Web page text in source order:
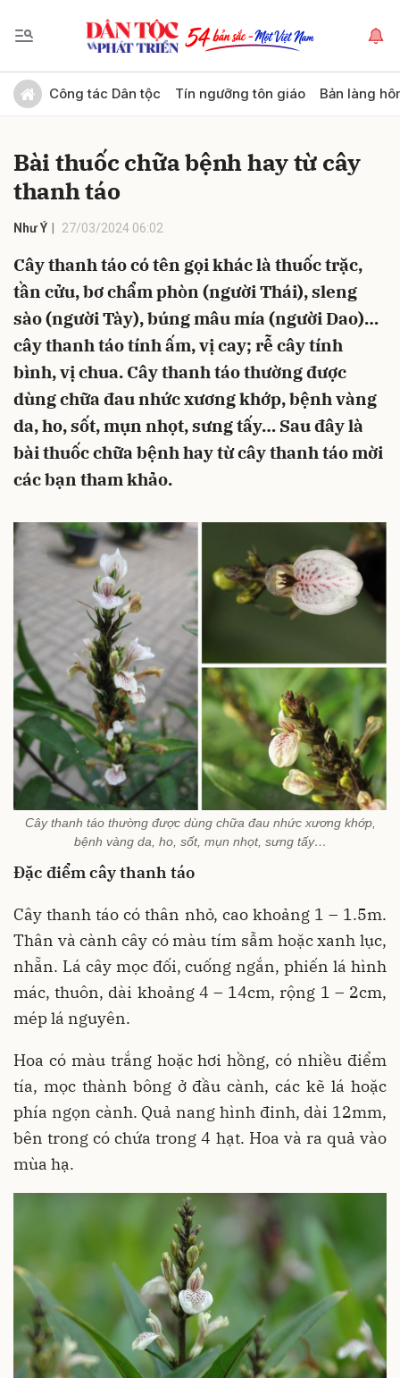
Công tác Dân tộc Tín ngưỡng tôn giáo Bản làng
Bài thuốc chữa bệnh hay từ cây
thanh táo
Như Ý 27/03/2024 06:02
Cây thanh táo có tên gọi khác là thuốc trặc,
tần cửu, bơ chẩm phòn (người Thái), sleng
sào (người Tày), búng mâu mía (người Dao)…
cây thanh táo tính ấm, vị cay; rễ cây tính
bình, vị chua. Cây thanh táo thường được
dùng chữa đau nhức xương khớp, bệnh vàng
da, ho, sốt, mụn nhọt, sưng tấy… Sau đây là
bài thuốc chữa bệnh hay từ cây thanh táo mời
các bạn tham khảo.
Cây thanh táo thường được dùng chữa đau nhức xương khớp,
bệnh vàng da, ho, sốt, mụn nhọt, sưng tấy…
Đặc điểm cây thanh táo
Cây thanh táo có thân nhỏ, cao khoảng 1 – 1.5m.
Thân và cành cây có màu tím sẫm hoặc xanh lục,
nhẵn. Lá cây mọc đối, cuống ngắn, phiến lá hình
mác, thuôn, dài khoảng 4 – 14cm, rộng 1 – 2cm,
mép lá nguyên.
Hoa có màu trắng hoặc hơi hồng, có nhiều điểm
tía, mọc thành bông ở đầu cành, các kẽ lá hoặc
phía ngọn cành. Quả nang hình đinh, dài 12mm,
bên trong có chứa trong 4 hạt. Hoa và ra quả vào
mùa hạ.
Gửi bình luận
Hủy Gửi